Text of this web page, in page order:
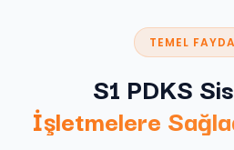
TEMEL
S1 PDKS
İşletmelere